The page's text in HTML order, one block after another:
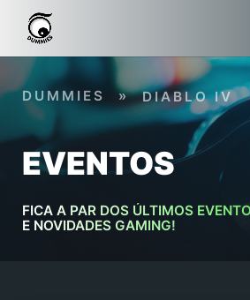
Skip to main content
EVENTOS
FICA A PAR DOS ÚLTIMOS
E NOVIDADES GAMING!
DUMMIES » DIABLO IV